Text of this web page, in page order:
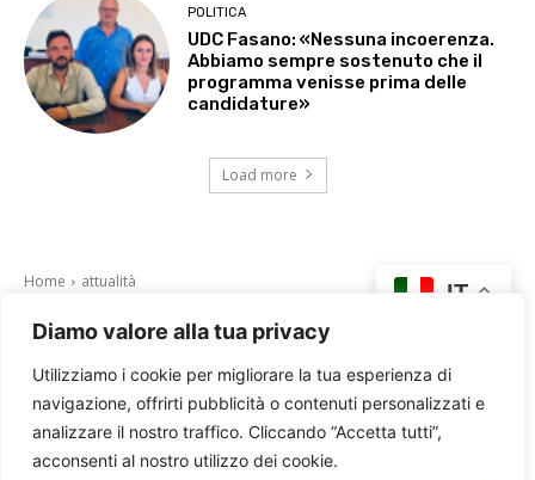
Diamo valore alla tua privacy
Utilizziamo i cookie per migliorare la tua esperienza di
navigazione, offrirti pubblicità o contenuti personalizzati e
analizzare il nostro traffico. Cliccando “Accetta tutti”,
acconsenti al nostro utilizzo dei cookie.
POLITICA
UDC Fasano: «Nessuna incoerenza.
Abbiamo sempre sostenuto che il
programma venisse prima delle
candidature»
Load more